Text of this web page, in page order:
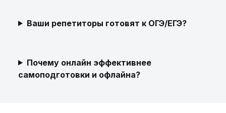
Ваши репетиторы готовят к ОГЭ/ЕГЭ?
Почему онлайн эффективнее
самоподготовки и офлайна?